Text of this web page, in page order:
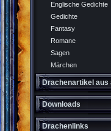
Englische Gedichte
Gedichte
Fantasy
Romane
Sagen
Märchen
Drachenartikel aus
Downloads
Drachenlinks